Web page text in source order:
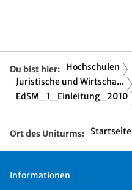
Du bist hier: Hochschulen
Juristische und Wirtscha...
EdSM_1_Einleitung_2010
Ort des Uniturms: Startseite
Informationen